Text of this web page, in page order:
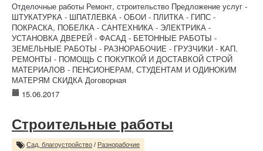
Отделочные работы Ремонт, строительство Предложение услуг -
ШТУКАТУРКА - ШПАТЛЕВКА - ОБОИ - ПЛИТКА - ГИПС -
ПОКРАСКА, ПОБЕЛКА - САНТЕХНИКА - ЭЛЕКТРИКА -
УСТАНОВКА ДВЕРЕЙ - ФАСАД - БЕТОННЫЕ РАБОТЫ -
ЗЕМЕЛЬНЫЕ РАБОТЫ - РАЗНОРАБОЧИЕ - ГРУЗЧИКИ - КАП.
РЕМОНТЫ - ПОМОЩЬ С ПОКУПКОЙ И ДОСТАВКОЙ СТРОЙ
МАТЕРИАЛОВ - ПЕНСИОНЕРАМ, СТУДЕНТАМ И ОДИНОКИМ
МАТЕРЯМ СКИДКА Договорная
15.06.2017
Строительные работы
Сад, благоустройство / Разнорабочие